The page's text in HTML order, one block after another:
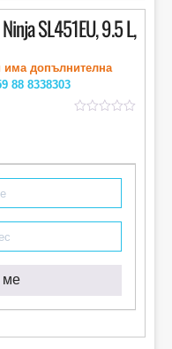
SL451EU, 9.5 L,
има допълнителна
88 8338303
ме